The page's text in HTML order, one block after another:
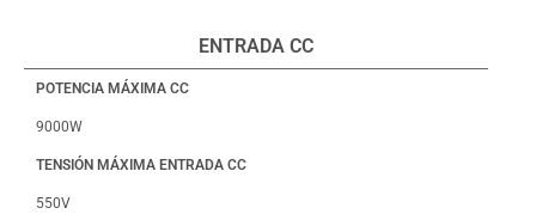
ENTRADA CC
POTENCIA MÁXIMA CC
9000W
TENSIÓN MÁXIMA ENTRADA CC
550V